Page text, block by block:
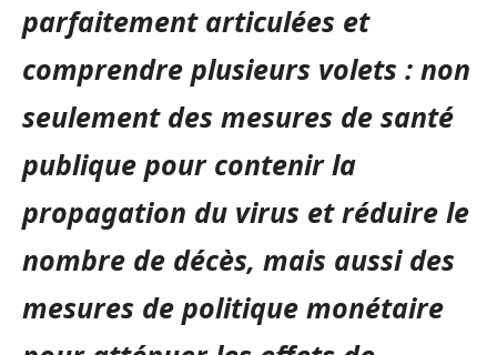
parfaitement articulées et
comprendre plusieurs volets : non
seulement des mesures de santé
publique pour contenir la
propagation du virus et réduire le
nombre de décès, mais aussi des
mesures de politique monétaire